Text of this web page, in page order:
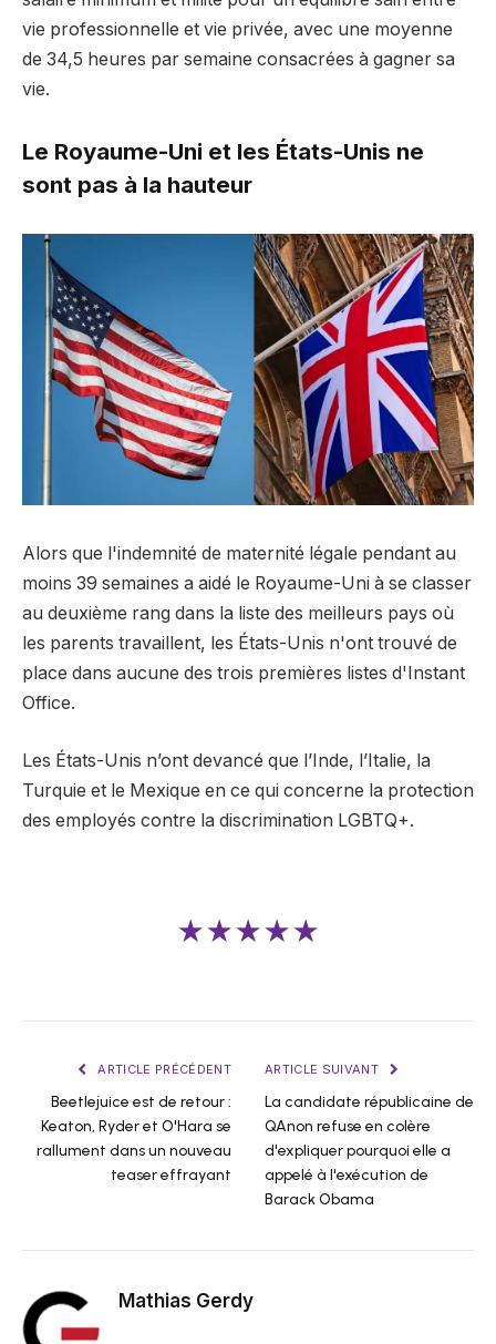
vie professionnelle et vie privée, avec une moyenne
de 34,5 heures par semaine consacrées à gagner sa
vie.
Le Royaume-Uni et les États-Unis ne
sont pas à la hauteur
Alors que l'indemnité de maternité légale pendant au
moins 39 semaines a aidé le Royaume-Uni à se classer
au deuxième rang dans la liste des meilleurs pays où
les parents travaillent, les États-Unis n'ont trouvé de
place dans aucune des trois premières listes d'Instant
Office.
Les États-Unis n’ont devancé que l’Inde, l’Italie, la
Turquie et le Mexique en ce qui concerne la protection
des employés contre la discrimination LGBTQ+.
★★★★★
ARTICLE PRÉCÉDENT
Beetlejuice est de retour :
Keaton, Ryder et O'Hara se
rallument dans un nouveau
teaser effrayant
ARTICLE SUIVANT
La candidate républicaine de
QAnon refuse en colère
d'expliquer pourquoi elle a
appelé à l'exécution de
Barack Obama
Mathias Gerdy